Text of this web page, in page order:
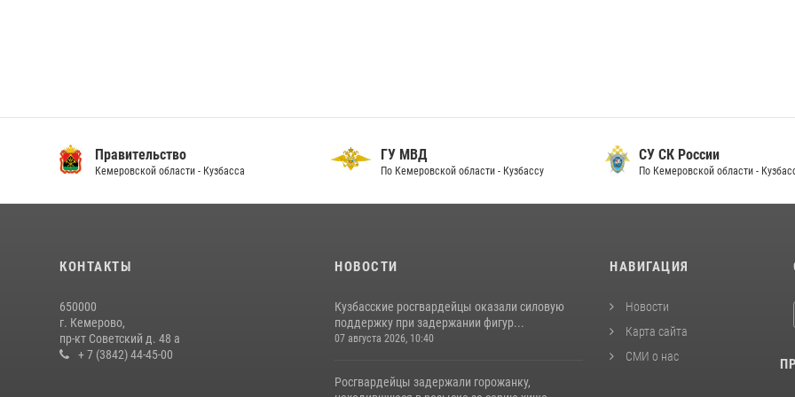
Правительство
Кемеровской области - Кузбасса
ГУ МВД
По Кемеровской области - Кузбассу
СУ СК России
По Кемеровской области -
КОНТАКТЫ
650000
г. Кемерово,
пр-кт Советский д. 48 а
+ 7 (3842) 44-45-00
НОВОСТИ
Кузбасские росгвардейцы оказали силовую
поддержку при задержании фигур...
07 августа 2026, 10:40
Росгвардейцы задержали горожанку,
НАВИГАЦИЯ
Новости
Карта сайта
СМИ о нас